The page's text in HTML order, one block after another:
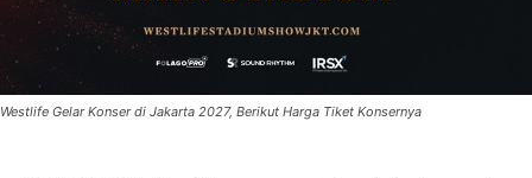
Westlife Gelar Konser di Jakarta 2027, Berikut Harga Tiket Konsernya